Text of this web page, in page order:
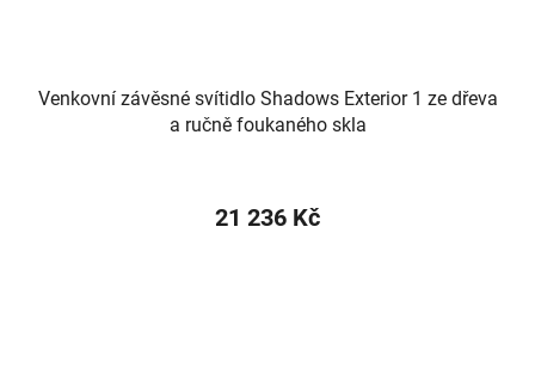
Venkovní závěsné svítidlo Shadows Exterior 1 ze dřeva
a ručně foukaného skla
21 236 Kč